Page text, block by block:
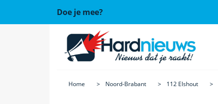
Doe je mee?
Home Noord-Brabant 112 Elshout